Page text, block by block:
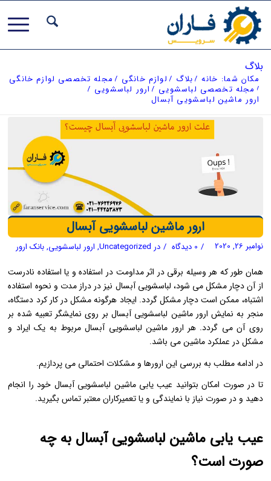
بلاگ
مکان شما: خانه /بلاگ / لوازم خانگی / مجله تخصصی لوازم خانگی
/ مجله تخصصی لباسشویی / ارور لباسشویی /
ارور ماشین لباسشویی آبسال
ارور ماشین لباسشویی آبسال
نوامبر 26, 2020 / 0 دیدگاه / در Uncategorized
, ارور لباسشویی,بانک ارور
همان طور که هر وسیله برقی در اثر مداومت در استفاده و یا استفاده نادرست
از آن دچار مشکل می شود، لباسشویی آبسال نیز در دراز مدت و نحوه استفاده
اشتباه، ممکن است دچار مشکل گردد. ایجاد هرگونه مشکل در کار کرد دستگاه،
منجر به نمایش ارور ماشین لباسشویی آبسال بر روی نمایشگر تعبیه شده بر
روی آن می گردد. هر ارور ماشین لباسشویی آبسال مربوط به یک ایراد و
مشکل در عملکرد ماشین می باشد.
در ادامه مطلب به بررسی این ارورها و مشکلات احتمالی می پردازیم.
تا در صورت امکان بتوانید عیب یابی ماشین لباسشویی آبسال خود را انجام
دهید و در صورت نیاز با نمایندگی و یا تعمیرکاران معتبر تماس بگیرید.
عیب یابی ماشین لباسشویی آبسال به چه
صورت است؟